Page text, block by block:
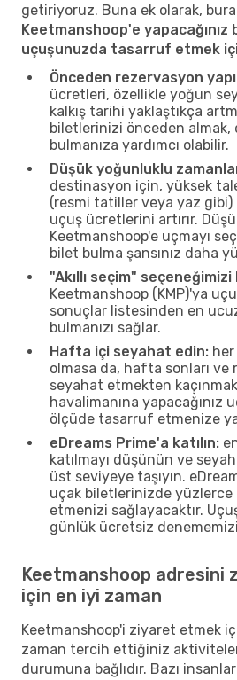
getiriyoruz. Buna ek olarak,
Keetmanshoop'e yapacağınız
uçuşunuzda tasarruf etmek
Önceden rezervasyon
ücretleri, özellikle yoğun
kalkış tarihi yaklaştıkça
biletlerinizi önceden almak,
bulmanıza yardımcı olabilir.
Düşük yoğunluklu
destinasyon için, yüksek
(resmi tatiller veya yaz gibi)
uçuş ücretlerini artırır.
Keetmanshoop'e uçmayı
bilet bulma şansınız daha
"Akıllı seçim" seçeneğimizi
Keetmanshoop (KMP)'ya
sonuçlar listesinden en
bulmanızı sağlar.
Hafta içi seyahat edin:
olmasa da, hafta sonları
seyahat etmekten
havalimanına yapacağınız
ölçüde tasarruf etmenize
eDreams Prime'a katılın:
katılmayı düşünün ve
üst seviyeye taşıyın.
uçak biletlerinizde
etmenizi sağlayacaktır.
günlük ücretsiz
Keetmanshoop adresini
için en iyi zaman
Keetmanshoop'i ziyaret etmek
zaman tercih ettiğiniz
durumuna bağlıdır. Bazı